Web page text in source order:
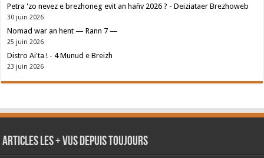
Petra 'zo nevez e brezhoneg evit an hañv 2026 ? - Deiziataer Brezhoweb
30 juin 2026
Nomad war an hent — Rann 7 —
25 juin 2026
Distro Ai'ta ! - 4 Munud e Breizh
23 juin 2026
Articles les + vus depuis toujours